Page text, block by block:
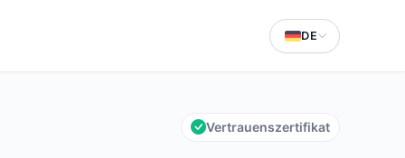
DE
Vertrauenszertifikat